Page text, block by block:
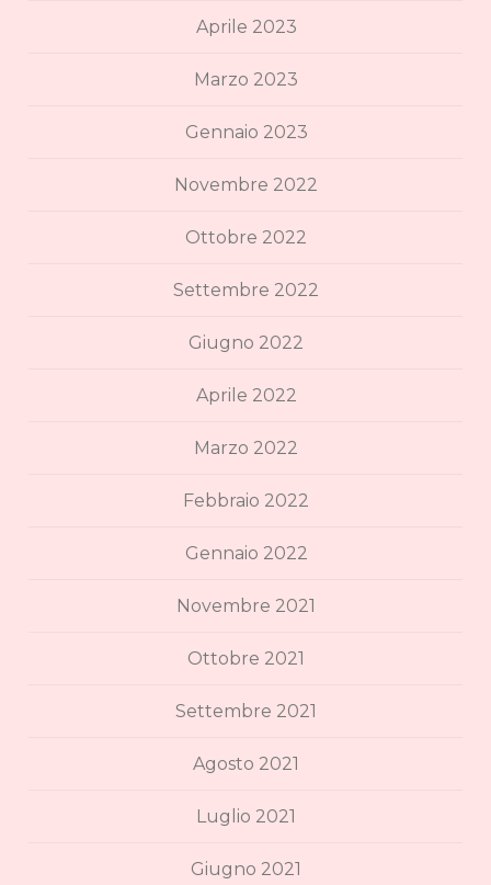
Aprile 2023
Marzo 2023
Gennaio 2023
Novembre 2022
Ottobre 2022
Settembre 2022
Giugno 2022
Aprile 2022
Marzo 2022
Febbraio 2022
Gennaio 2022
Novembre 2021
Ottobre 2021
Settembre 2021
Agosto 2021
Luglio 2021
Giugno 2021